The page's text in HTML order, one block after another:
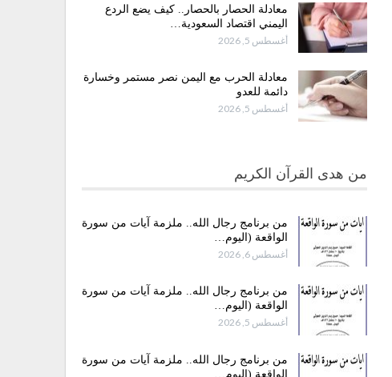
معادلة الحصار بالحصار.. كيف يضع الردع
اليمني اقتصاد السعودية…
أغسطس 5, 2026
معادلة الحرب مع اليمن نصر مستمر وخسارة
دائمة للعدو
أغسطس 5, 2026
من هدى القرآن الكريم
من برنامج رجال الله.. ملزمة آيات من سورة
الواقعة (اليوم…
أغسطس 6, 2026
من برنامج رجال الله.. ملزمة آيات من سورة
الواقعة (اليوم…
أغسطس 5, 2026
من برنامج رجال الله.. ملزمة آيات من سورة
الواقعة (اليوم…